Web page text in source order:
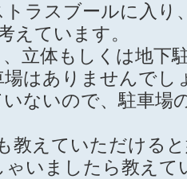
トラスブールに入り
えています。
立体もしくは地下
はありませんでし
ないので、駐車場
教えていただける
いましたら教え